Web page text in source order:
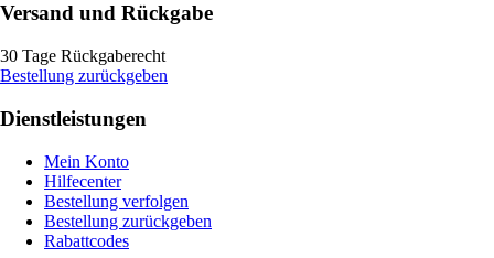
Versand und Rückgabe
30 Tage Rückgaberecht
Bestellung zurückgeben
Dienstleistungen
Mein Konto
Hilfecenter
Bestellung verfolgen
Bestellung zurückgeben
Rabattcodes